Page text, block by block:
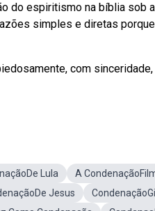
do espiritismo na bíblia sob
simples e diretas
com
Lula A
Jesus